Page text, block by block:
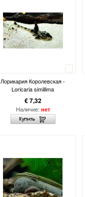
Лорикария Королевская -
Loricaria simillima
€ 7,32
Наличие: нет